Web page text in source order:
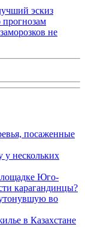
эскиз
не
посаженные
у нескольких
Юго-
карагандинцы?
во
в Казахстане